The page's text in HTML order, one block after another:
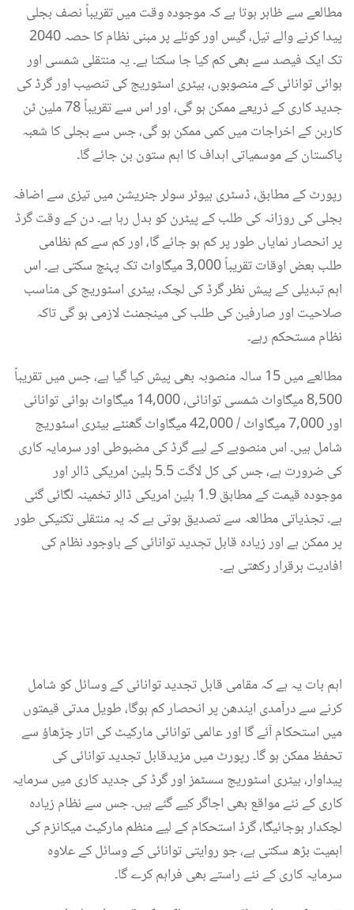
مطالعے سے ظاہر ہوتا ہے کہ موجودہ وقت میں تقریباً نصف بجلی
پیدا کرنے والے تیل، گیس اور کوئلے پر مبنی نظام کا حصہ 2040
تک ایک فیصد سے بھی کم کیا جا سکتا ہے۔ یہ منتقلی شمسی اور
ہوائی توانائی کے منصوبوں، بیٹری اسٹوریج کی تنصیب اور گرڈ کی
جدید کاری کے ذریعے ممکن ہو گی، اور اس سے تقریباً 78 ملین ٹن
کاربن کے اخراجات میں کمی ممکن ہو گی، جس سے بجلی کا شعبہ
پاکستان کے موسمیاتی اہداف کا اہم ستون بن جائے گا۔
رپورٹ کے مطابق، ڈسٹری بیوٹر سولر جنریشن میں تیزی سے اضافہ
بجلی کی روزانہ کی طلب کے پیٹرن کو بدل رہا ہے۔ دن کے وقت گرڈ
پر انحصار نمایاں طور پر کم ہو جائے گا، اور کم سے کم نظامی
طلب بعض اوقات تقریباً 3,000 میگاواٹ تک پہنچ سکتی ہے۔ اس
اہم تبدیلی کے پیش نظر گرڈ کی لچک، بیٹری اسٹوریج کی مناسب
صلاحیت اور صارفین کی طلب کی مینجمنٹ لازمی ہو گی تاکہ
نظام مستحکم رہے۔
مطالعے میں 15 سالہ منصوبہ بھی پیش کیا گیا ہے، جس میں تقریباً
8,500 میگاواٹ شمسی توانائی، 14,000 میگاواٹ ہوائی توانائی
اور 7,000 میگاواٹ / 42,000 میگاواٹ گھنٹے بیٹری اسٹوریج
شامل ہیں۔ اس منصوبے کے لیے گرڈ کی مضبوطی اور سرمایہ کاری
کی ضرورت ہے، جس کی کل لاگت 5.5 بلین امریکی ڈالر اور
موجودہ قیمت کے مطابق 1.9 بلین امریکی ڈالر تخمینہ لگائی گئی
ہے۔ تجذیاتی مطالعہ سے تصدیق ہوتی ہے کہ یہ منتقلی تکنیکی طور
پر ممکن ہے اور زیادہ قابل تجدید توانائی کے باوجود نظام کی
افادیت برقرار رکھتی ہے۔
اہم بات یہ ہے کہ مقامی قابل تجدید توانائی کے وسائل کو شامل
کرنے سے درآمدی ایندھن پر انحصار کم ہوگا، طویل مدتی قیمتوں
میں استحکام آئے گا اور عالمی توانائی مارکیٹ کی اتار چڑھاؤ سے
تحفظ ممکن ہو گا۔ رپورٹ میں مزیدقابل تجدید توانائی کی
پیداوار، بیٹری اسٹوریج سسٹمز اور گرڈ کی جدید کاری میں سرمایہ
کاری کے نئے مواقع بھی اجاگر کیے گئے ہیں۔ جس سے نظام زیادہ
لچکدار ہوجائیگا، گرڈ استحکام کے لیے منظم مارکیٹ میکانزم کی
اہمیت بڑھ سکتی ہے، جو روایتی توانائی کے وسائل کے علاوہ
سرمایہ کاری کے نئے راستے بھی فراہم کرے گا۔